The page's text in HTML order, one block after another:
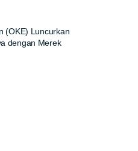
(OKE) Luncurkan
dengan Merek